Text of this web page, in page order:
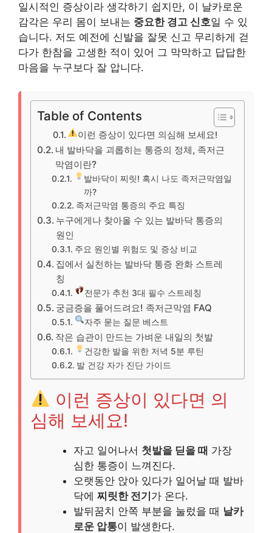
일시적인 증상이라 생각하기 쉽지만, 이 날카로운
감각은 우리 몸이 보내는 중요한 경고 신호일 수 있
습니다. 저도 예전에 신발을 잘못 신고 무리하게 걷
다가 한참을 고생한 적이 있어 그 막막하고 답답한
마음을 누구보다 잘 압니다.
Table of Contents
이런 증상이 있다면 의심해 보세요!
내 발바닥을 괴롭히는 통증의 정체, 족저근
막염이란?
발바닥이 찌릿! 혹시 나도 족저근막염일
까?
족저근막염 통증의 주요 특징
누구에게나 찾아올 수 있는 발바닥 통증의
원인
주요 원인별 위험도 및 증상 비교
집에서 실천하는 발바닥 통증 완화 스트레
칭
전문가 추천 3대 필수 스트레칭
궁금증을 풀어드려요! 족저근막염 FAQ
자주 묻는 질문 베스트
작은 습관이 만드는 가벼운 내일의 첫발
건강한 발을 위한 저녁 5분 루틴
발 건강 자가 진단 가이드
이런 증상이 있다면 의
심해 보세요!
자고 일어나서 첫발을 딛을 때 가장
심한 통증이 느껴진다.
오랫동안 앉아 있다가 일어날 때 발바
닥에 찌릿한 전기가 온다.
발뒤꿈치 안쪽 부분을 눌렀을 때 날카
로운 압통이 발생한다.